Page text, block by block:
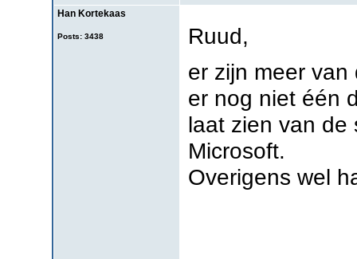
Han Kortekaas
Posts: 3438
Ruud,
er zijn meer
er nog niet één
laat zien van de
Microsoft.
Overigens wel